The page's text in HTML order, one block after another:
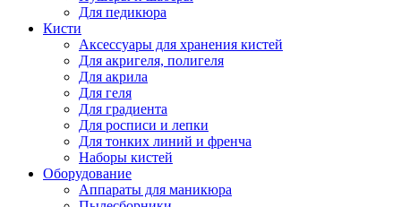
Для педикюра
Кисти
Аксессуары для хранения кистей
Для акригеля, полигеля
Для акрила
Для геля
Для градиента
Для росписи и лепки
Для тонких линий и френча
Наборы кистей
Оборудование
Аппараты для маникюра